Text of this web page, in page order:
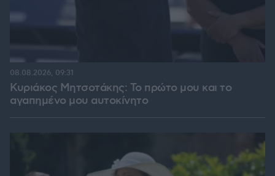
Κυριάκος Μητσοτάκης: Το πρώτο μου και το
αγαπημένο μου αυτοκίνητο
08.08.2026, 09:31